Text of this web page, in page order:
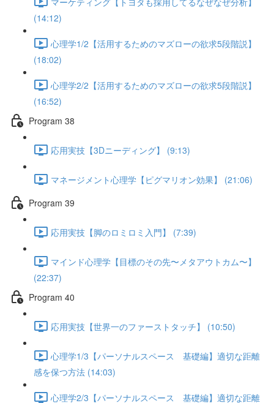
(14:12)
心理学1/2【活用するためのマズローの欲求5段階説】
(18:02)
心理学2/2【活用するためのマズローの欲求5段階説】
(16:52)
Program 38
応用実技【3Dニーディング】 (9:13)
マネージメント心理学【ピグマリオン効果】 (21:06)
Program 39
応用実技【脚のロミロミ入門】 (7:39)
マインド心理学【目標のその先〜メタアウトカム〜】
(22:37)
Program 40
応用実技【世界一のファーストタッチ】 (10:50)
心理学1/3【パーソナルスペース 基礎編】適切な距離
感を保つ方法 (14:03)
心理学2/3【パーソナルスペース 基礎編】適切な距離